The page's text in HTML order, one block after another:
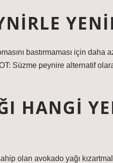
bastırmaması için
Süzme peynire alternatif
HANGI
olan avokado yağı